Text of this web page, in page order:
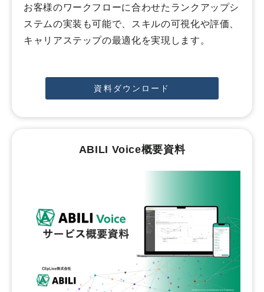
お客様のワークフローに合わせたランクアップシ
ステムの実装も可能で、スキルの可視化や評価、
キャリアステップの最適化を実現します。
資料ダウンロード
ABILI Voice概要資料